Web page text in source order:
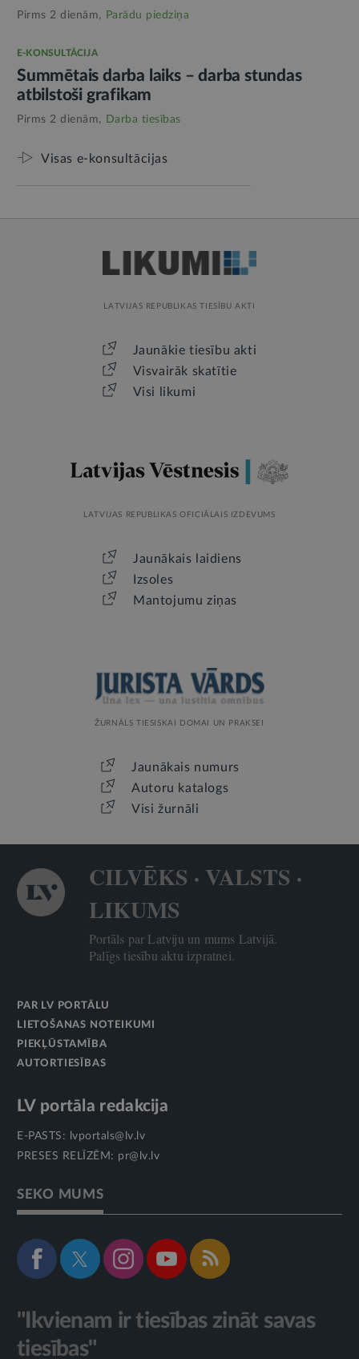
Pirms 2 dienām, Parādu piedziņa
E-KONSULTĀCIJA
Summētais darba laiks – darba stundas
atbilstoši grafikam
Pirms 2 dienām, Darba tiesības
Visas e-konsultācijas
LATVIJAS REPUBLIKAS TIESĪBU AKTI
Jaunākie tiesību akti
Visvairāk skatītie
Visi likumi
LATVIJAS REPUBLIKAS OFICIĀLAIS IZDEVUMS
Jaunākais laidiens
Izsoles
Mantojumu ziņas
ŽURNĀLS TIESISKAI DOMAI UN PRAKSEI
Jaunākais numurs
Autoru katalogs
Visi žurnāli
CILVĒKS · VALSTS ·
LIKUMS
Portāls par Latviju un mums Latvijā.
Palīgs tiesību aktu izpratnei.
PAR LV PORTĀLU
LIETOŠANAS NOTEIKUMI
PIEKĻŪSTAMĪBA
AUTORTIESĪBAS
LV portāla redakcija
E-PASTS:
lvportals@lv.lv
PRESES RELĪZĒM: pr@lv.lv
SEKO MUMS
"Ikvienam ir tiesības zināt savas
tiesības"